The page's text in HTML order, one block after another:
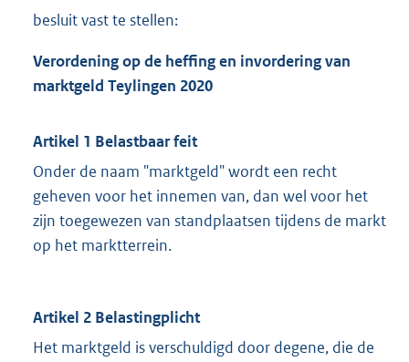
besluit vast te stellen:
Verordening op de heffing en invordering van
marktgeld Teylingen 2020
Artikel 1 Belastbaar feit
Onder de naam "marktgeld" wordt een recht
geheven voor het innemen van, dan wel voor het
zijn toegewezen van standplaatsen tijdens de markt
op het marktterrein.
Artikel 2 Belastingplicht
Het marktgeld is verschuldigd door degene, die de